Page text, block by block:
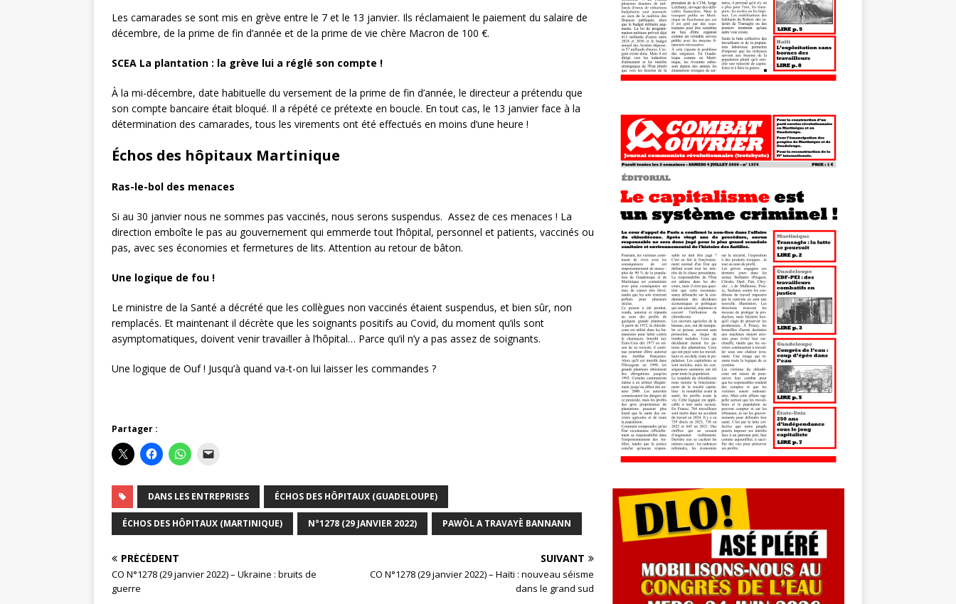
Les camarades se sont mis en grève entre le 7 et le 13 janvier. Ils réclamaient le paiement du salaire de
décembre, de la prime de fin d’année et de la prime de vie chère Macron de 100 €.
SCEA La plantation : la grève lui a réglé son compte !
À la mi-décembre, date habituelle du versement de la prime de fin d’année, le directeur a prétendu que
son compte bancaire était bloqué. Il a répété ce prétexte en boucle. En tout cas, le 13 janvier face à la
détermination des camarades, tous les virements ont été effectués en moins d’une heure !
Échos des hôpitaux Martinique
Ras-le-bol des menaces
Si au 30 janvier nous ne sommes pas vaccinés, nous serons suspendus. Assez de ces menaces ! La
direction emboîte le pas au gouvernement qui emmerde tout l’hôpital, personnel et patients, vaccinés ou
pas, avec ses économies et fermetures de lits. Attention au retour de bâton.
Une logique de fou !
Le ministre de la Santé a décrété que les collègues non vaccinés étaient suspendus, et bien sûr, non
remplacés. Et maintenant il décrète que les soignants positifs au Covid, du moment qu’ils sont
asymptomatiques, doivent venir travailler à l’hôpital… Parce qu’il n’y a pas assez de soignants.
Une logique de Ouf ! Jusqu’à quand va-t-on lui laisser les commandes ?
Partager :
DANS LES ENTREPRISES ÉCHOS DES HÔPITAUX (GUADELOUPE)
ÉCHOS DES HÔPITAUX (MARTINIQUE) N°1278 (29 JANVIER 2022) PAWÒL A TRAVAYÈ BANNANN
PRÉCÉDENT
CO N°1278 (29 janvier 2022) – Ukraine : bruits de
guerre
SUIVANT
CO N°1278 (29 janvier 2022) – Haïti : nouveau séisme
dans le grand sud